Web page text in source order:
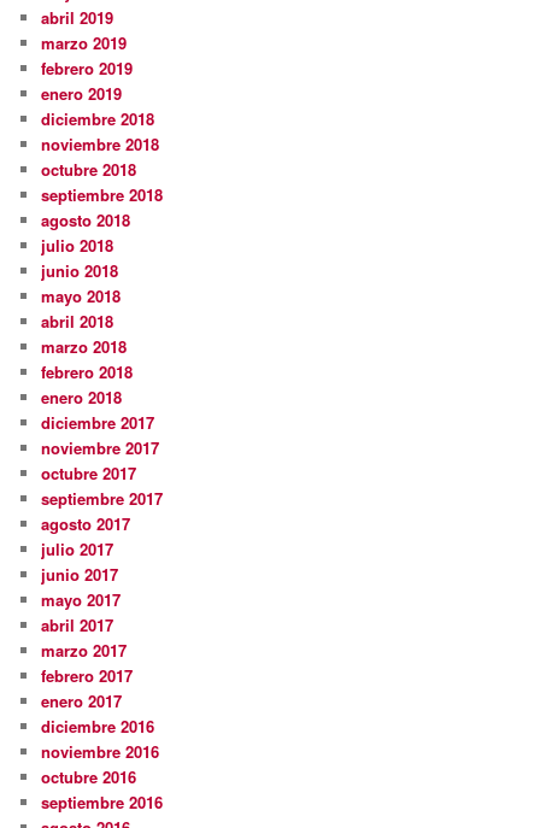
abril 2019
marzo 2019
febrero 2019
enero 2019
diciembre 2018
noviembre 2018
octubre 2018
septiembre 2018
agosto 2018
julio 2018
junio 2018
mayo 2018
abril 2018
marzo 2018
febrero 2018
enero 2018
diciembre 2017
noviembre 2017
octubre 2017
septiembre 2017
agosto 2017
julio 2017
junio 2017
mayo 2017
abril 2017
marzo 2017
febrero 2017
enero 2017
diciembre 2016
noviembre 2016
octubre 2016
septiembre 2016